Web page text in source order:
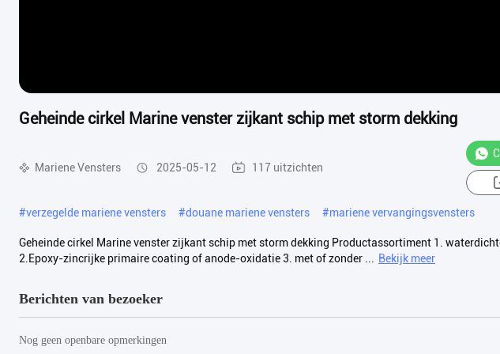
Geheinde cirkel Marine venster zijkant schip met storm dekking
Mariene Vensters 2025-05-12 117 uitzichten
#verzegelde mariene vensters #douane mariene vensters #mariene vervangingsvensters
Geheinde cirkel Marine venster zijkant schip met storm dekking Productassortiment 1.
2.Epoxy-zincrijke primaire coating of anode-oxidatie 3. met of zonder ... Bekijk meer
Berichten van bezoeker
Nog geen openbare opmerkingen